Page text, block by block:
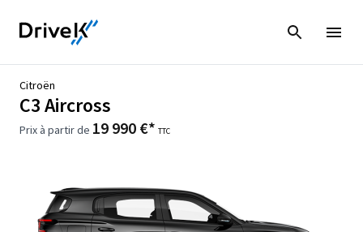
Citroën
C3 Aircross
Prix à partir de 19 990 €* TTC